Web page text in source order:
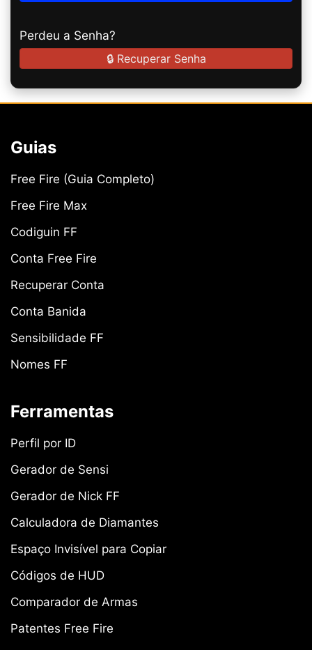
Perdeu a Senha?
🔒 Recuperar Senha
Guias
Free Fire (Guia Completo)
Free Fire Max
Codiguin FF
Conta Free Fire
Recuperar Conta
Conta Banida
Sensibilidade FF
Nomes FF
Ferramentas
Perfil por ID
Gerador de Sensi
Gerador de Nick FF
Calculadora de Diamantes
Espaço Invisível para Copiar
Códigos de HUD
Comparador de Armas
Patentes Free Fire